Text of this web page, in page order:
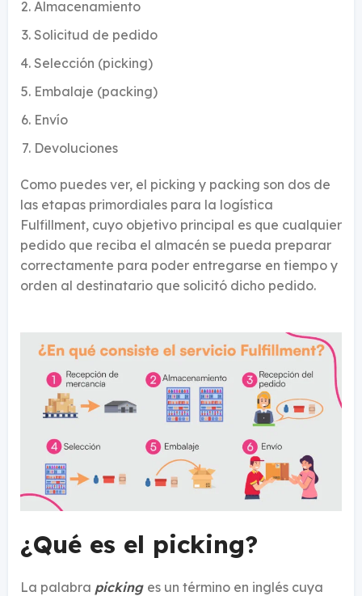
Almacenamiento
Solicitud de pedido
Selección (picking)
Embalaje (packing)
Envío
Devoluciones
Como puedes ver, el picking y packing son dos de
las etapas primordiales para la logística
Fulfillment, cuyo objetivo principal es que cualquier
pedido que reciba el almacén se pueda preparar
correctamente para poder entregarse en tiempo y
orden al destinatario que solicitó dicho pedido.
¿Qué es el picking?
La palabra picking es un término en inglés cuya